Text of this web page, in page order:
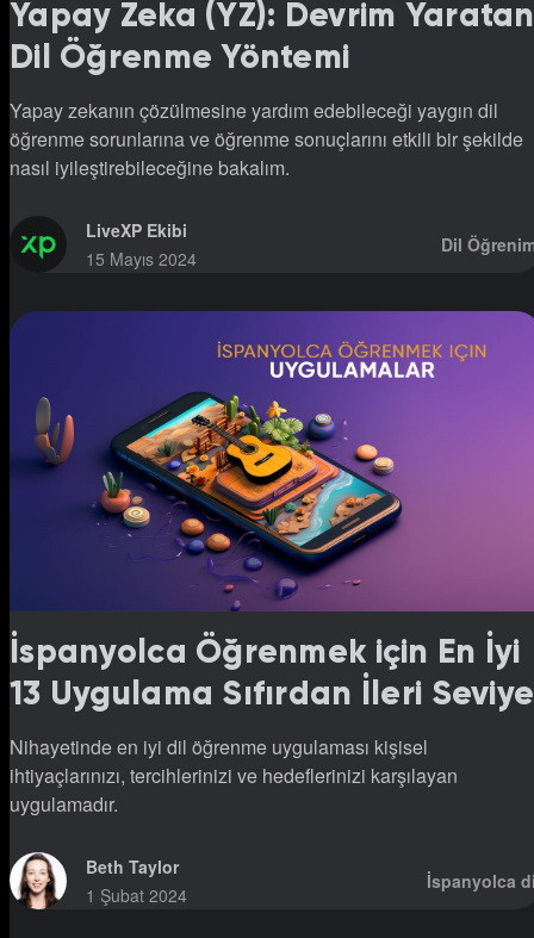
Yapay Zeka (YZ): Devrim Yaratan
Dil Öğrenme Yöntemi
Yapay zekanın çözülmesine yardım edebileceği yaygın dil
öğrenme sorunlarına ve öğrenme sonuçlarını etkili bir şekilde
nasıl iyileştirebileceğine bakalım.
LiveXP Ekibi
15 Mayıs 2024
Dil
İspanyolca Öğrenmek için En İyi
13 Uygulama Sıfırdan İleri Seviye
Nihayetinde en iyi dil öğrenme uygulaması kişisel
ihtiyaçlarınızı, tercihlerinizi ve hedeflerinizi karşılayan
uygulamadır.
Beth Taylor
1 Şubat 2024
İspanyolca